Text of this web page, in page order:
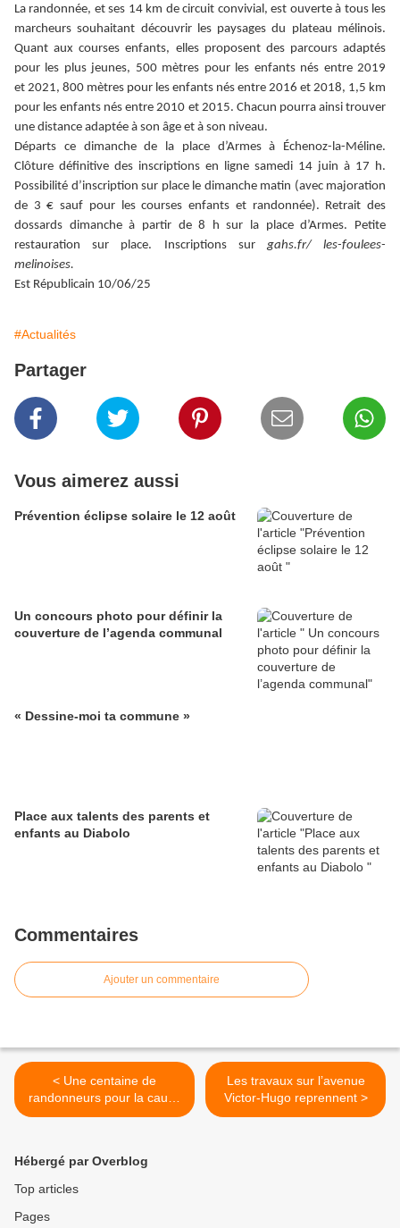
La randonnée, et ses 14 km de circuit convivial, est ouverte à tous les
marcheurs souhaitant découvrir les paysages du plateau mélinois.
Quant aux courses enfants, elles proposent des parcours adaptés
pour les plus jeunes, 500 mètres pour les enfants nés entre 2019
et 2021, 800 mètres pour les enfants nés entre 2016 et 2018, 1,5 km
pour les enfants nés entre 2010 et 2015. Chacun pourra ainsi trouver
une distance adaptée à son âge et à son niveau.
Départs ce dimanche de la place d’Armes à Échenoz-la-Méline.
Clôture définitive des inscriptions en ligne samedi 14 juin à 17 h.
Possibilité d’inscription sur place le dimanche matin (avec majoration
de 3 € sauf pour les courses enfants et randonnée). Retrait des
dossards dimanche à partir de 8 h sur la place d’Armes. Petite
restauration sur place. Inscriptions sur gahs.fr/ les-foulees-
melinoises.
Est Républicain 10/06/25
#Actualités
Partager
Vous aimerez aussi
Prévention éclipse solaire le 12 août
Un concours photo pour définir la
couverture de l’agenda communal
« Dessine-moi ta commune »
Place aux talents des parents et
enfants au Diabolo
Commentaires
Ajouter un commentaire
< Une centaine de
randonneurs pour la cause
animale
Les travaux sur l’avenue
Victor-Hugo reprennent >
Hébergé par Overblog
Top articles
Pages